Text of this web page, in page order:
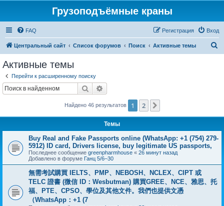
Грузоподъёмные краны
FAQ Вход
Регистрация
Центральный сайт Список форумов Поиск Активные темы
Активные темы
Перейти к расширенному поиску
Поиск
Найдено 46 результатов 1 2
Темы
Buy Real and Fake Passports online (WhatsApp: +1 (754) 279-
5912) ID card, Drivers license, buy legitimate US passports,
Последнее сообщение greenpharmhouse « 26 минут назад
Добавлено в форуме Ганц 5/6–30
無需考試購買 IELTS、PMP、NEBOSH、NCLEX、CIPT 或
TELC 證書 (微信 ID：Wesbutman) 購買GREE、NCE、雅思、托
福、PTE、CPSO、學位及其他文件。我們也提供文憑
（WhatsApp：+1 (7